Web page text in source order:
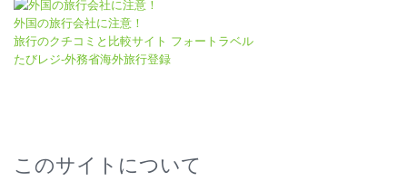
外国の旅行会社に注意！
旅行のクチコミと比較サイト フォートラベル
たびレジ-外務省海外旅行登録
このサイトについて